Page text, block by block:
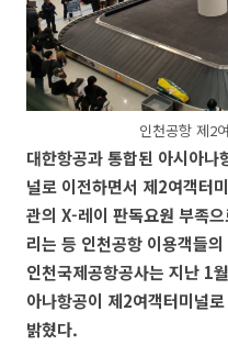
인천공항 제2
대한항공과 통합된 아시아
널로 이전하면서 제2여객터
관의 X-레이 판독요원 부족
리는 등 인천공항 이용객들
인천국제공항공사는 지난 1
아나항공이 제2여객터미널
밝혔다.